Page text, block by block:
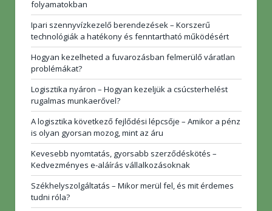
folyamatokban
Ipari szennyvízkezelő berendezések – Korszerű
technológiák a hatékony és fenntartható működésért
Hogyan kezelheted a fuvarozásban felmerülő váratlan
problémákat?
Logisztika nyáron – Hogyan kezeljük a csúcsterhelést
rugalmas munkaerővel?
A logisztika következő fejlődési lépcsője – Amikor a pénz
is olyan gyorsan mozog, mint az áru
Kevesebb nyomtatás, gyorsabb szerződéskötés –
Kedvezményes e-aláírás vállalkozásoknak
Székhelyszolgáltatás – Mikor merül fel, és mit érdemes
tudni róla?